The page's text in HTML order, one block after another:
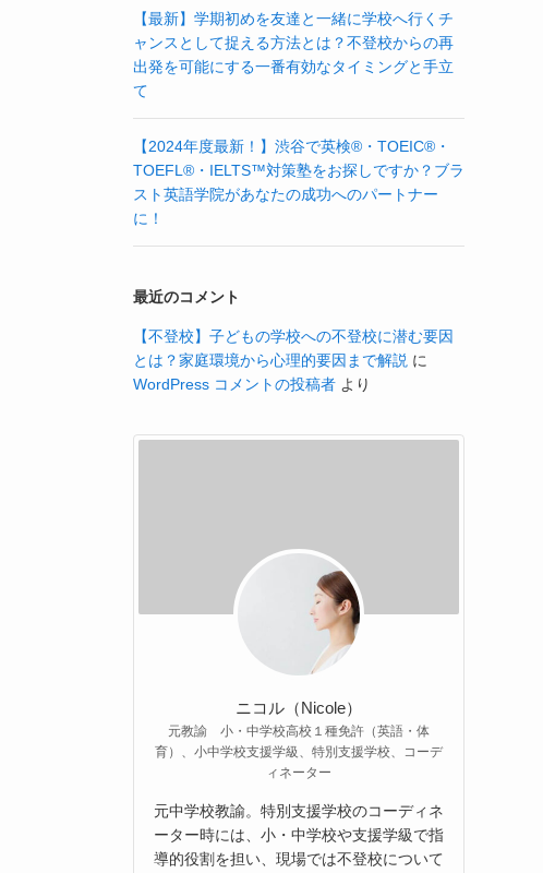
【最新】学期初めを友達と一緒に学校へ行くチ
ャンスとして捉える方法とは？不登校からの再
出発を可能にする一番有効なタイミングと手立
て
【2024年度最新！】渋谷で英検®・TOEIC®・
TOEFL®・IELTS™対策塾をお探しですか？ブラ
スト英語学院があなたの成功へのパートナー
に！
最近のコメント
【不登校】子どもの学校への不登校に潜む要因
とは？家庭環境から心理的要因まで解説 に
WordPress コメントの投稿者 より
ニコル（Nicole）
元教諭 小・中学校高校１種免許（英語・体
育）、小中学校支援学級、特別支援学校、コーデ
ィネーター
元中学校教諭。特別支援学校のコーディネ
ーター時には、小・中学校や支援学級で指
導的役割を担い、現場では不登校について